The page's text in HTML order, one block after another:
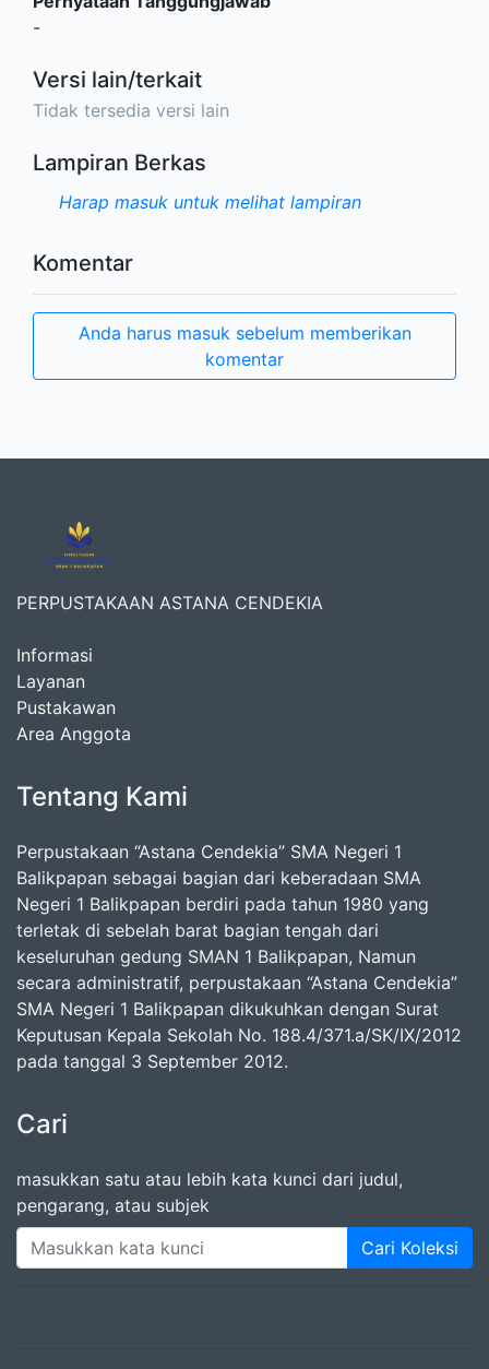
-
Versi lain/terkait
Tidak tersedia versi lain
Lampiran Berkas
Harap masuk untuk melihat lampiran
Komentar
Anda harus masuk sebelum memberikan
komentar
PERPUSTAKAAN ASTANA CENDEKIA
Informasi
Layanan
Pustakawan
Area Anggota
Tentang Kami
Perpustakaan “Astana Cendekia” SMA Negeri 1
Balikpapan sebagai bagian dari keberadaan SMA
Negeri 1 Balikpapan berdiri pada tahun 1980 yang
terletak di sebelah barat bagian tengah dari
keseluruhan gedung SMAN 1 Balikpapan, Namun
secara administratif, perpustakaan “Astana Cendekia”
SMA Negeri 1 Balikpapan dikukuhkan dengan Surat
Keputusan Kepala Sekolah No. 188.4/371.a/SK/IX/2012
pada tanggal 3 September 2012.
Cari
masukkan satu atau lebih kata kunci dari judul,
pengarang, atau subjek
Cari Koleksi